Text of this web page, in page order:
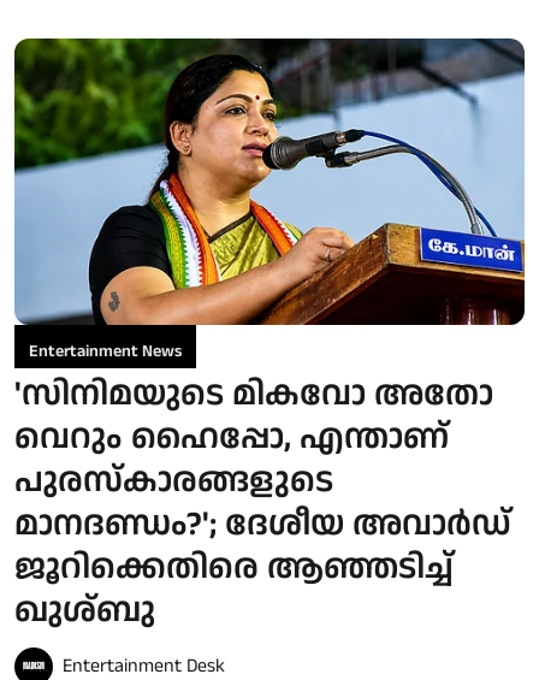
Entertainment News
'സിനിമയുടെ മികവോ അതോ
വെറും ഹൈപ്പോ, എന്താണ്
പുരസ്‌കാരങ്ങളുടെ
മാനദണ്ഡം?'; ദേശീയ അവാർഡ്
ജൂറിക്കെതിരെ ആഞ്ഞടിച്ച്
ഖുശ്ബു
Entertainment Desk